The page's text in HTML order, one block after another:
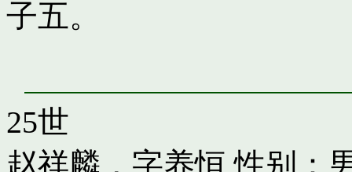
子五。
25世
赵祥麟，字养恒 性别：